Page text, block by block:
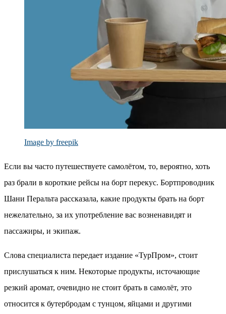
Image by freepik
Если вы часто путешествуете самолётом, то, вероятно, хоть
раз брали в короткие рейсы на борт перекус. Бортпроводник
Шани Перальта рассказала, какие продукты брать на борт
нежелательно, за их употребление вас возненавидят и
пассажиры, и экипаж.
Слова специалиста передает издание «ТурПром», стоит
прислушаться к ним. Некоторые продукты, источающие
резкий аромат, очевидно не стоит брать в самолёт, это
относится к бутербродам с тунцом, яйцами и другими